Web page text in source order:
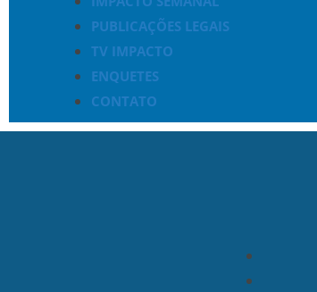
PUBLICAÇÕES LEGAIS
TV IMPACTO
ENQUETES
CONTATO